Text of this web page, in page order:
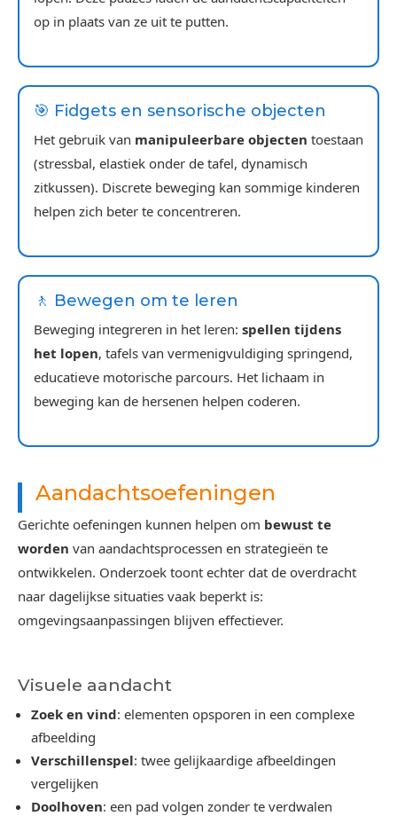
op in plaats van ze uit te putten.
🎯 Fidgets en sensorische objecten
Het gebruik van manipuleerbare objecten toestaan
(stressbal, elastiek onder de tafel, dynamisch
zitkussen). Discrete beweging kan sommige kinderen
helpen zich beter te concentreren.
🚶 Bewegen om te leren
Beweging integreren in het leren: spellen tijdens
het lopen, tafels van vermenigvuldiging springend,
educatieve motorische parcours. Het lichaam in
beweging kan de hersenen helpen coderen.
Aandachtsoefeningen
Gerichte oefeningen kunnen helpen om bewust te
worden van aandachtsprocessen en strategieën te
ontwikkelen. Onderzoek toont echter dat de overdracht
naar dagelijkse situaties vaak beperkt is:
omgevingsaanpassingen blijven effectiever.
Visuele aandacht
Zoek en vind: elementen opsporen in een complexe
afbeelding
Verschillenspel: twee gelijkaardige afbeeldingen
vergelijken
Doolhoven: een pad volgen zonder te verdwalen